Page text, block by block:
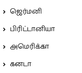
ஜெர்மனி
பிரிட்டானியா
அமெரிக்கா
கனடா